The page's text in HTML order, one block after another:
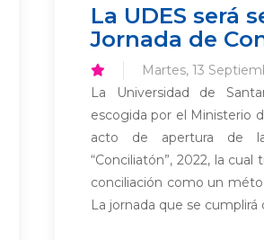
La UDES será
Jornada de
Martes, 13
La Universidad de
escogida por el Ministerio
acto de apertura de la
“Conciliatón”, 2022, la
conciliación como un
La jornada que se cumplirá